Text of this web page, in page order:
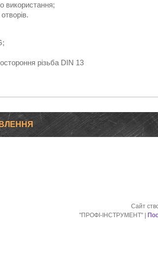
використання;
різьба DIN 13
Сайт